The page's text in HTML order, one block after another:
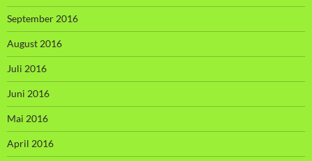
September 2016
August 2016
Juli 2016
Juni 2016
Mai 2016
April 2016